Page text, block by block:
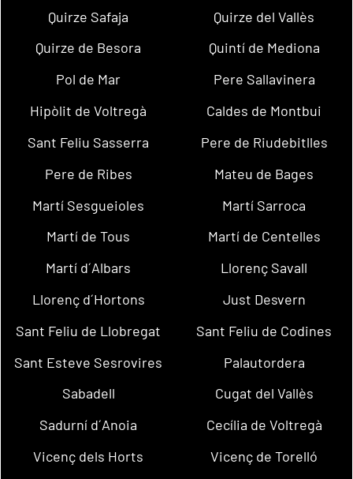
Quirze Safaja
Quirze del Vallès
Quirze de Besora
Quintí de Mediona
Pol de Mar
Pere Sallavinera
Hipòlit de Voltregà
Caldes de Montbui
Sant Feliu Sasserra
Pere de Riudebitlles
Pere de Ribes
Mateu de Bages
Martí Sesgueioles
Martí Sarroca
Martí de Tous
Martí de Centelles
Martí d´Albars
Llorenç Savall
Llorenç d´Hortons
Just Desvern
Sant Feliu de Llobregat
Sant Feliu de Codines
Sant Esteve Sesrovires
Palautordera
Sabadell
Cugat del Vallès
Sadurní d´Anoia
Cecília de Voltregà
Vicenç dels Horts
Vicenç de Torelló